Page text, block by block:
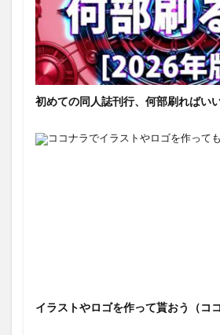
初めての同人誌刊行、何部刷ればい
イラストやロゴを作って貰おう（コ